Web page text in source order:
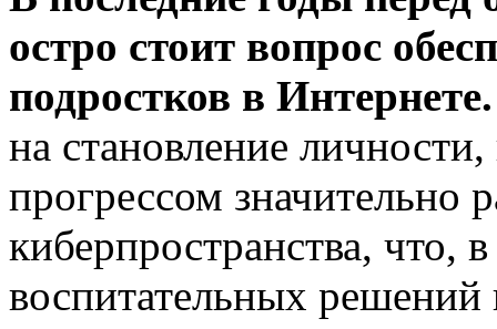
остро стоит вопрос
подростков в Интернете.
на становление
прогрессом значительно
киберпространства, что,
воспитательных